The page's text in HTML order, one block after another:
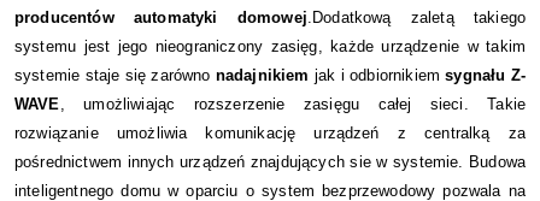
producentów automatyki domowej Dodatkową zaletą takiego
systemu jest jego nieograniczony zasięg, każde urządzenie w takim
systemie staje się zarówno nadajnikiem jak i odbiornikiemsygnału Z-
WAVE
,umożliwiając rozszerzenie zasięgu całej sieci. Takie
rozwiązanie umożliwia komunikację urządzeń z centralką za
pośrednictwem innych urządzeń znajdujących sie w systemie. Budowa
inteligentnego domu w oparciu o system bezprzewodowy pozwala na